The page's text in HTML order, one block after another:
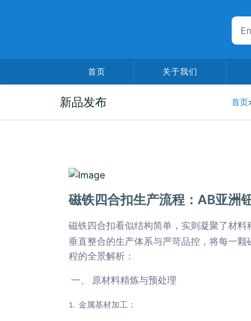
首页 关于我们
新品发布 首页
2025-06-20
磁铁四合扣生产流程：AB亚洲
磁铁四合扣看似结构简单，实则凝聚了材料
垂直整合的生产体系与严苛品控，将每一
程的全景解析：
一、 原材料精炼与预处理
1. 金属基材加工：